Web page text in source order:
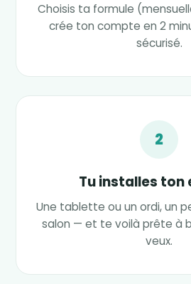
Choisis ta formule
crée ton compte en 2
sécurisé.
2
Tu installes ton
Une tablette ou un ordi, un
salon — et te voilà prête à
veux.